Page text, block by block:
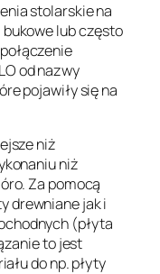
stolarskie na
bukowe lub często
od nazwy
pojawiły się na
niż
niż
Za pomocą
drewniane jak i
(płyta
to jest
do np. płyty